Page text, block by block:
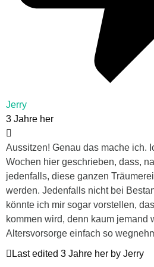
Jerry
3 Jahre her
Aussitzen! Genau das mache ich.
Wochen hier geschrieben, dass,
jedenfalls, diese ganzen
werden. Jedenfalls nicht bei
könnte ich mir sogar vorstellen,
kommen wird, denn kaum jemand
Altersvorsorge einfach so
Last edited 3 Jahre her by Jerry